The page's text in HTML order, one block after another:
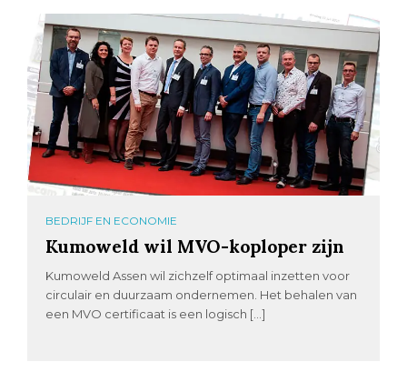
BEDRIJF EN ECONOMIE
Kumoweld wil MVO-koploper zijn
Kumoweld Assen wil zichzelf optimaal inzetten voor
circulair en duurzaam ondernemen. Het behalen van
een MVO certificaat is een logisch […]